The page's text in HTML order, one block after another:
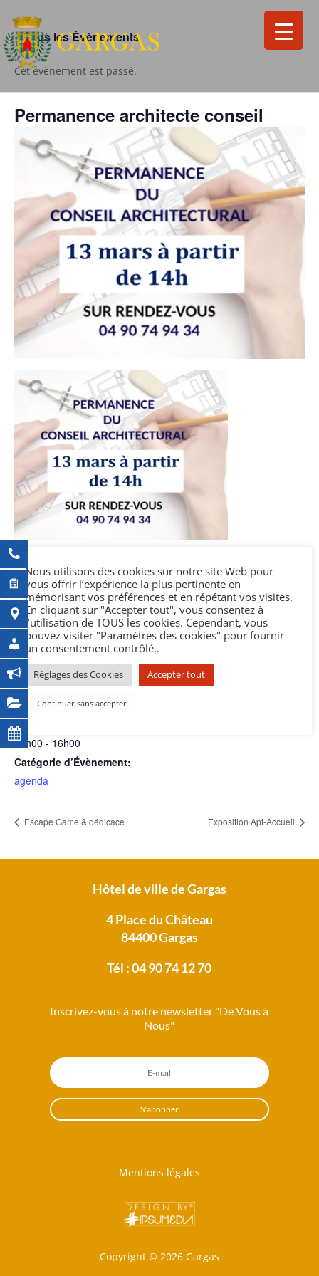
« Tous les Évènements
Cet évènement est passé.
Permanence architecte conseil
Ajouter au calendrier
DÉTAILS
Date :
13 mars 2025
Heure :
14h00 - 16h00
Catégorie d’Évènement:
agenda
Escape Game & dédicace Exposition Apt-Accueil
Hôtel de ville de Gargas
4 Place du Château
84400 Gargas
Tél : 04 90 74 12 70
Inscrivez-vous à notre newsletter "De Vous à
Nous"
S'abonner
Mentions légales
Copyright © 2026 Gargas
Nous utilisons des cookies sur notre site Web pour
vous offrir l’expérience la plus pertinente en
mémorisant vos préférences et en répétant vos visites.
En cliquant sur "Accepter tout", vous consentez à
l’utilisation de TOUS les cookies. Cependant, vous
pouvez visiter "Paramètres des cookies" pour fournir
un consentement contrôlé..
Réglages des Cookies Accepter tout
Continuer sans accepter